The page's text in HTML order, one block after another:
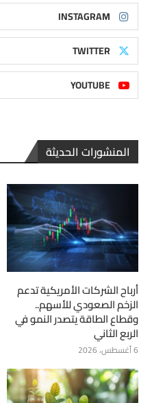
INSTAGRAM
TWITTER
YOUTUBE
المنشورات الحديثة
أرباح الشركات الأمريكية تدعم
الزخم الصعودي للأسهم..
وقطاع الطاقة يتصدر النمو في
الربع الثاني
6 أغسطس، 2026